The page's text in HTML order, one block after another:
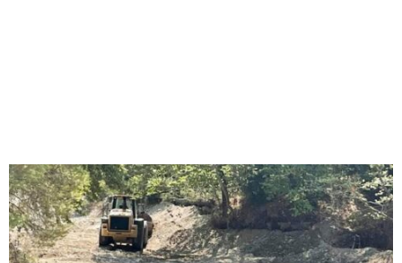
U